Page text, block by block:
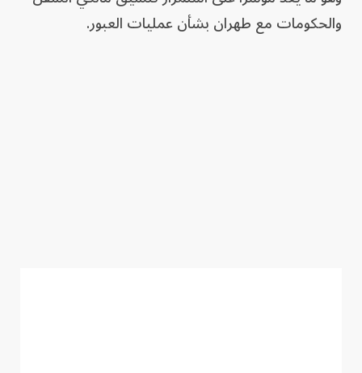
والحكومات مع طهران بشأن عمليات العبور.